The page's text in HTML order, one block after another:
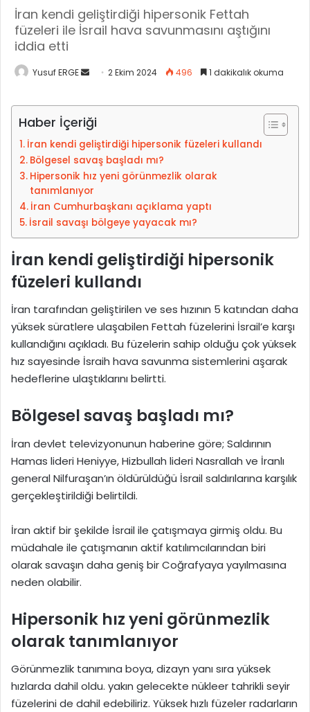
İran kendi geliştirdiği hipersonik Fettah
füzeleri ile İsrail hava savunmasını aştığını
iddia etti
Yusuf ERGE
r
e
-
p
o
s
t
a
g
ö
d
e
m
2 Ekim 2024 496 1 dakikalık okuma
Haber İçeriği
İran kendi geliştirdiği hipersonik füzeleri kullandı
Bölgesel savaş başladı mı?
Hipersonik hız yeni görünmezlik olarak
tanımlanıyor
İran Cumhurbaşkanı açıklama yaptı
İsrail savaşı bölgeye yayacak mı?
İran kendi geliştirdiği hipersonik
füzeleri kullandı
İran tarafından geliştirilen ve ses hızının 5 katından daha
yüksek süratlere ulaşabilen Fettah füzelerini İsrail’e karşı
kullandığını açıkladı. Bu füzelerin sahip olduğu çok yüksek
hız sayesinde İsraih hava savunma sistemlerini aşarak
hedeflerine ulaştıklarını belirtti.
Bölgesel savaş başladı mı?
İran devlet televizyonunun haberine göre; Saldırının
Hamas lideri Heniyye, Hizbullah lideri Nasrallah ve İranlı
general Nilfuraşan’ın öldürüldüğü İsrail saldırılarına karşılık
gerçekleştirildiği belirtildi.
İran aktif bir şekilde İsrail ile çatışmaya girmiş oldu. Bu
müdahale ile çatışmanın aktif katılımcılarından biri
olarak savaşın daha geniş bir Coğrafyaya yayılmasına
neden olabilir.
Hipersonik hız yeni görünmezlik
olarak tanımlanıyor
Görünmezlik tanımına boya, dizayn yanı sıra yüksek
hızlarda dahil oldu. yakın gelecekte nükleer tahrikli seyir
füzelerini de dahil edebiliriz. Yüksek hızlı füzeler radarların